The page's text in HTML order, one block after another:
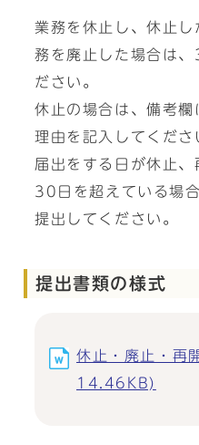
業務を休止し、休止
務を廃止した場合は
ださい。
休止の場合は、備考
理由を記入してくださ
届出をする日が休止
30日を超えている場
提出してください。
提出書類の様式
休止・廃止・再
14.46KB)